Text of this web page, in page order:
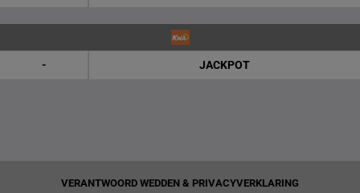
- JACKPOT
VERANTWOORD WEDDEN & PRIVACYVERKLARING